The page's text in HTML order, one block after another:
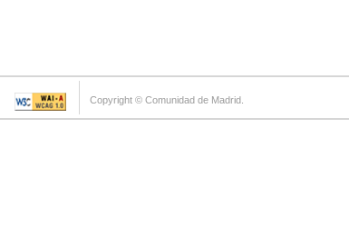
Copyright © Comunidad de Madrid.